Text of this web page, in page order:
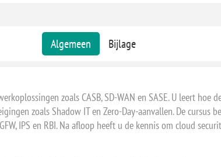
Algemeen Bijlage
zoals CASB, SD-WAN en SASE. U leert
zoals Shadow IT en Zero-Day-aanvallen. De cursus
IPS en RBI. Na afloop heeft u de kennis om cloud